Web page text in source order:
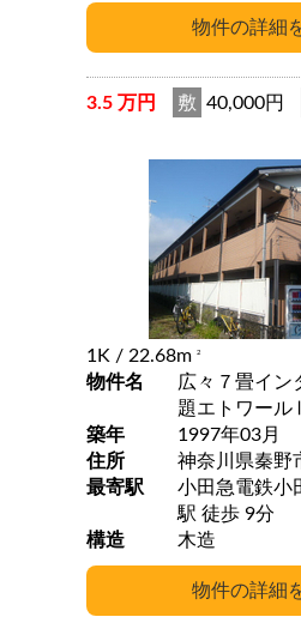
3.5 万円 敷 40,000円
1K / 22.68m 2
物件名
広々７畳イン
題エトワールⅡ
築年
1997年03月
住所
神奈川県秦野
最寄駅
小田急電鉄小
駅 徒歩 9分
構造
木造